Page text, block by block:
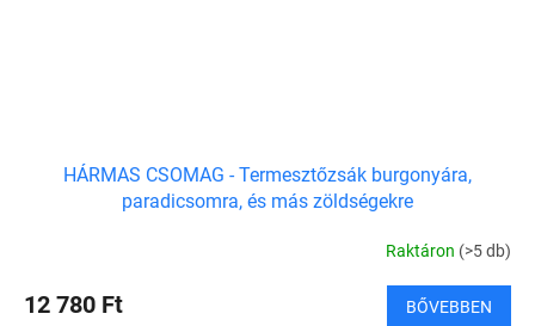
HÁRMAS CSOMAG - Termesztőzsák burgonyára,
paradicsomra, és más zöldségekre
Raktáron (>5 db)
12 780 Ft BŐVEBBEN